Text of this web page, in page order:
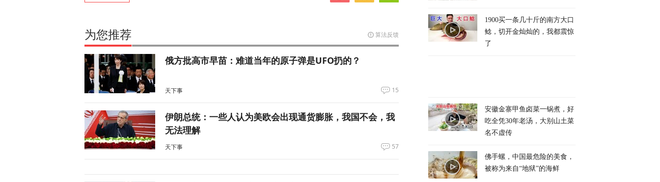
为您推荐 算法反馈
俄方批高市早苗：难道当年的原子弹是UFO扔的？
天下事 15
伊朗总统：一些人认为美欧会出现通货膨胀，我国不会，我
无法理解
天下事 57
1900买一条几十斤的南方大口
鲶，切开金灿灿的，我都震惊
了
安徽金寨甲鱼卤菜一锅煮，好
吃全凭30年老汤，大别山土菜
名不虚传
佛手螺，中国最危险的美食，
被称为来自“地狱”的海鲜